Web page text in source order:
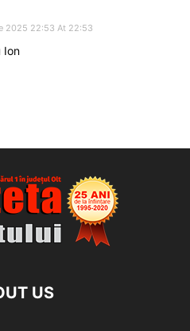
2025 22:53 At 22:53
Ion
US